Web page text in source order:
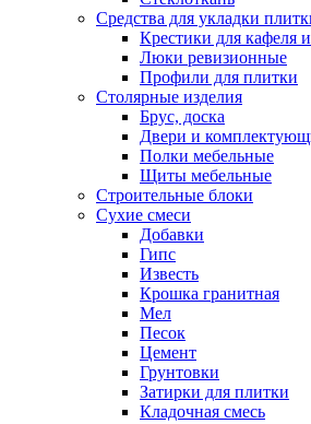
Средства для укладки
Крестики для кафеля
Люки ревизионные
Профили для плитки
Столярные изделия
Брус, доска
Двери и
Полки мебельные
Щиты мебельные
Строительные блоки
Сухие смеси
Добавки
Гипс
Известь
Крошка гранитная
Мел
Песок
Цемент
Грунтовки
Затирки для плитки
Кладочная смесь